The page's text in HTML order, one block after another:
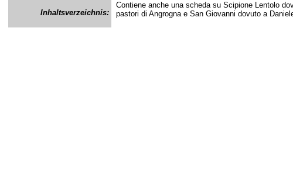
Inhaltsverzeichnis:
Contiene anche una scheda su Scipione Lentolo
pastori di Angrogna e San Giovanni dovuto a